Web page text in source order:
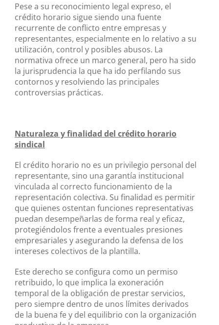
Pese a su reconocimiento legal expreso, el
crédito horario sigue siendo una fuente
recurrente de conflicto entre empresas y
representantes, especialmente en lo relativo a su
utilización, control y posibles abusos. La
normativa ofrece un marco general, pero ha sido
la jurisprudencia la que ha ido perfilando sus
contornos y resolviendo las principales
controversias prácticas.
Naturaleza y finalidad del crédito horario
sindical
El crédito horario no es un privilegio personal del
representante, sino una garantía institucional
vinculada al correcto funcionamiento de la
representación colectiva. Su finalidad es permitir
que quienes ostentan funciones representativas
puedan desempeñarlas de forma real y eficaz,
protegiéndolos frente a eventuales presiones
empresariales y asegurando la defensa de los
intereses colectivos de la plantilla.
Este derecho se configura como un permiso
retribuido, lo que implica la exoneración
temporal de la obligación de prestar servicios,
pero siempre dentro de unos límites derivados
de la buena fe y del equilibrio con la organización